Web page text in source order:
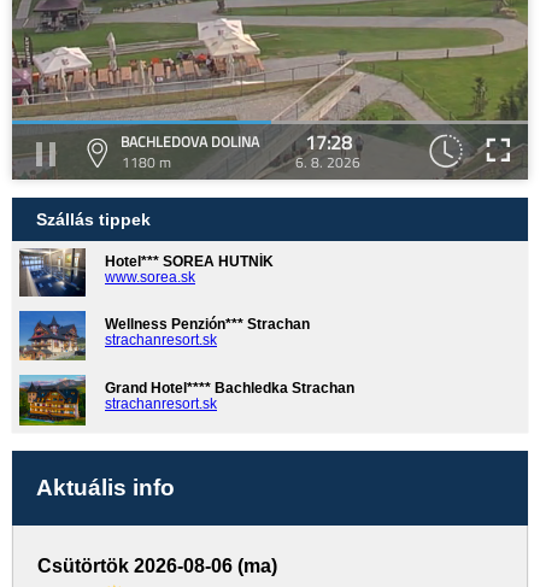
BACHLEDOVA DOLINA
1180 m
17:28
6. 8. 2026
Szállás tippek
Hotel*** SOREA HUTNÍK
www.sorea.sk
Wellness Penzión*** Strachan
strachanresort.sk
Grand Hotel**** Bachledka Strachan
strachanresort.sk
Aktuális info
Csütörtök 2026-08-06 (ma)